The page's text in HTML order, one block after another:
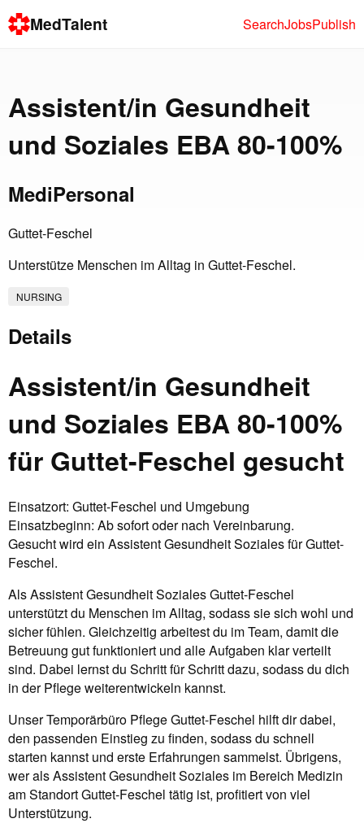
MedTalent SearchJobsPublish
Assistent/in Gesundheit
und Soziales EBA 80-100%
MediPersonal
Guttet-Feschel
Unterstütze Menschen im Alltag in Guttet-Feschel.
NURSING
Details
Assistent/in Gesundheit
und Soziales EBA 80-100%
für Guttet-Feschel gesucht
Einsatzort: Guttet-Feschel und Umgebung
Einsatzbeginn: Ab sofort oder nach Vereinbarung.
Gesucht wird ein Assistent Gesundheit Soziales für Guttet-
Feschel.
Als Assistent Gesundheit Soziales Guttet-Feschel
unterstützt du Menschen im Alltag, sodass sie sich wohl und
sicher fühlen. Gleichzeitig arbeitest du im Team, damit die
Betreuung gut funktioniert und alle Aufgaben klar verteilt
sind. Dabei lernst du Schritt für Schritt dazu, sodass du dich
in der Pflege weiterentwickeln kannst.
Unser Temporärbüro Pflege Guttet-Feschel hilft dir dabei,
den passenden Einstieg zu finden, sodass du schnell
starten kannst und erste Erfahrungen sammelst. Übrigens,
wer als Assistent Gesundheit Soziales im Bereich Medizin
am Standort Guttet-Feschel tätig ist, profitiert von viel
Unterstützung.